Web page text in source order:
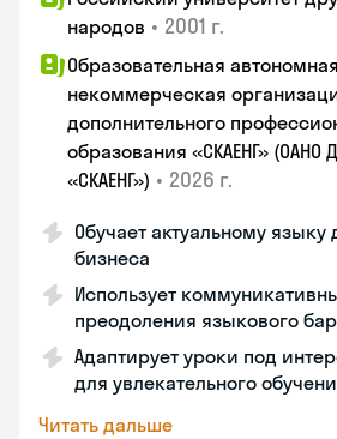
народов • 2001 г.
Образовательная автономная
некоммерческая
дополнительного
образования «СКАЕНГ» (ОАНО
«СКАЕНГ») • 2026 г.
Обучает актуальному языку
бизнеса
Использует
преодоления языкового
Адаптирует уроки под
для увлекательного
Читать дальше